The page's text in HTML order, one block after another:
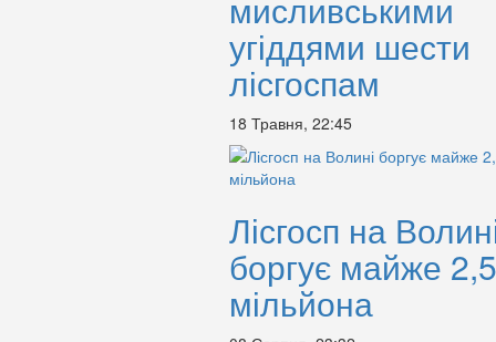
угіддями шести
лісгоспам
18 Травня, 22:45
Лісгосп на
боргує майже 2,5
мільйона